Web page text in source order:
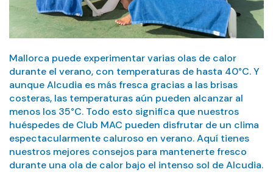
Mallorca puede experimentar varias olas de calor
durante el verano, con temperaturas de hasta 40°C. Y
aunque Alcudia es más fresca gracias a las brisas
costeras, las temperaturas aún pueden alcanzar al
menos los 35°C. Todo esto significa que nuestros
huéspedes de Club MAC pueden disfrutar de un clima
espectacularmente caluroso en verano. Aquí tienes
nuestros mejores consejos para mantenerte fresco
durante una ola de calor bajo el intenso sol de Alcudia.